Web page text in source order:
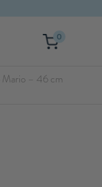
0
Mario – 46 cm